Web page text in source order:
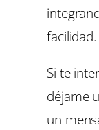
facilidad.
Si te
déjame
un